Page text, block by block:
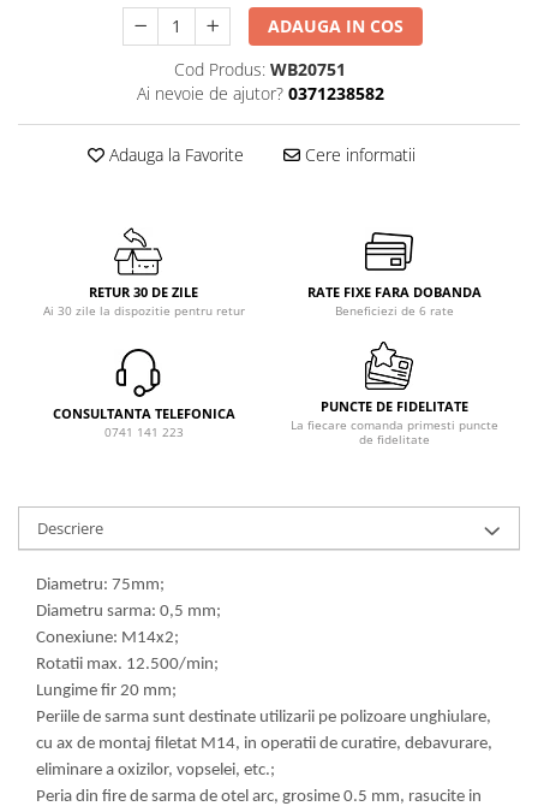
ADAUGA IN COS
Cod Produs: WB20751
Ai nevoie de ajutor? 0371238582
Adauga la Favorite Cere informatii
RETUR 30 DE ZILE
Ai 30 zile la dispozitie pentru retur
RATE FIXE FARA DOBANDA
Beneficiezi de 6 rate
CONSULTANTA TELEFONICA
0741 141 223
PUNCTE DE FIDELITATE
La fiecare comanda primesti puncte
de fidelitate
Descriere
Diametru: 75mm;
Diametru sarma: 0,5 mm;
Conexiune: M14x2;
Rotatii max. 12.500/min;
Lungime fir 20 mm;
Periile de sarma sunt destinate utilizarii pe polizoare unghiulare,
cu ax de montaj filetat M14, in operatii de curatire, debavurare,
eliminare a oxizilor, vopselei, etc.;
Peria din fire de sarma de otel arc, grosime 0.5 mm, rasucite in